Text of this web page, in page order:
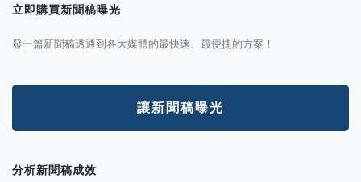
立即購買新聞稿曝光
發一篇新聞稿透通到各大媒體的最快速、最便捷的方案！
讓新聞稿曝光
分析新聞稿成效